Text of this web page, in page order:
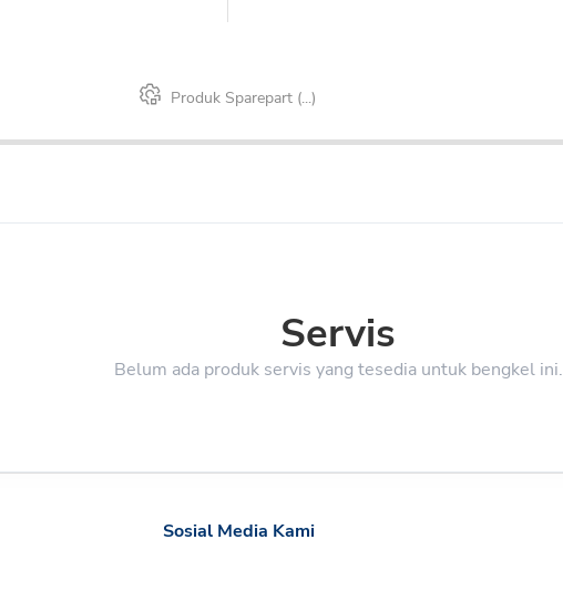
Produk Sparepart (...)
Servis
Belum ada produk servis yang tesedia untuk bengkel ini.
Sosial Media Kami